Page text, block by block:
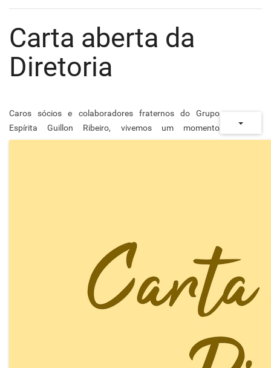
Carta aberta da
Diretoria
Caros sócios e colaboradores fraternos do Grupo
Espírita Guillon Ribeiro, vivemos um momento